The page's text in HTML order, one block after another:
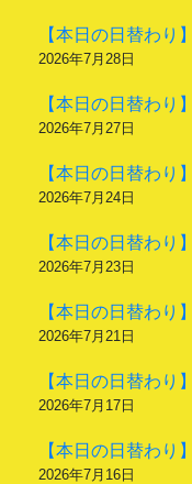
【本日の日替わり
2026年7月28日
【本日の日替わり
2026年7月27日
【本日の日替わり
2026年7月24日
【本日の日替わり
2026年7月23日
【本日の日替わり
2026年7月21日
【本日の日替わり
2026年7月17日
【本日の日替わり
2026年7月16日